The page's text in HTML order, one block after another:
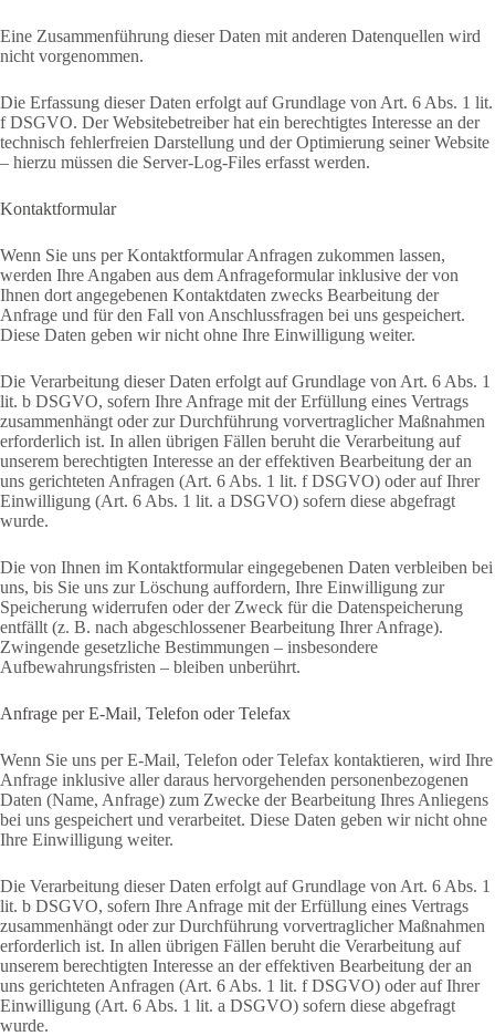
Eine Zusammenführung dieser Daten mit anderen Datenquellen wird
nicht vorgenommen.
Die Erfassung dieser Daten erfolgt auf Grundlage von Art. 6 Abs. 1 lit.
f DSGVO. Der Websitebetreiber hat ein berechtigtes Interesse an der
technisch fehlerfreien Darstellung und der Optimierung seiner Website
– hierzu müssen die Server-Log-Files erfasst werden.
Kontaktformular
Wenn Sie uns per Kontaktformular Anfragen zukommen lassen,
werden Ihre Angaben aus dem Anfrageformular inklusive der von
Ihnen dort angegebenen Kontaktdaten zwecks Bearbeitung der
Anfrage und für den Fall von Anschlussfragen bei uns gespeichert.
Diese Daten geben wir nicht ohne Ihre Einwilligung weiter.
Die Verarbeitung dieser Daten erfolgt auf Grundlage von Art. 6 Abs. 1
lit. b DSGVO, sofern Ihre Anfrage mit der Erfüllung eines Vertrags
zusammenhängt oder zur Durchführung vorvertraglicher Maßnahmen
erforderlich ist. In allen übrigen Fällen beruht die Verarbeitung auf
unserem berechtigten Interesse an der effektiven Bearbeitung der an
uns gerichteten Anfragen (Art. 6 Abs. 1 lit. f DSGVO) oder auf Ihrer
Einwilligung (Art. 6 Abs. 1 lit. a DSGVO) sofern diese abgefragt
wurde.
Die von Ihnen im Kontaktformular eingegebenen Daten verbleiben bei
uns, bis Sie uns zur Löschung auffordern, Ihre Einwilligung zur
Speicherung widerrufen oder der Zweck für die Datenspeicherung
entfällt (z. B. nach abgeschlossener Bearbeitung Ihrer Anfrage).
Zwingende gesetzliche Bestimmungen – insbesondere
Aufbewahrungsfristen – bleiben unberührt.
Anfrage per E-Mail, Telefon oder Telefax
Wenn Sie uns per E-Mail, Telefon oder Telefax kontaktieren, wird Ihre
Anfrage inklusive aller daraus hervorgehenden personenbezogenen
Daten (Name, Anfrage) zum Zwecke der Bearbeitung Ihres Anliegens
bei uns gespeichert und verarbeitet. Diese Daten geben wir nicht ohne
Ihre Einwilligung weiter.
Die Verarbeitung dieser Daten erfolgt auf Grundlage von Art. 6 Abs. 1
lit. b DSGVO, sofern Ihre Anfrage mit der Erfüllung eines Vertrags
zusammenhängt oder zur Durchführung vorvertraglicher Maßnahmen
erforderlich ist. In allen übrigen Fällen beruht die Verarbeitung auf
unserem berechtigten Interesse an der effektiven Bearbeitung der an
uns gerichteten Anfragen (Art. 6 Abs. 1 lit. f DSGVO) oder auf Ihrer
Einwilligung (Art. 6 Abs. 1 lit. a DSGVO) sofern diese abgefragt
wurde.